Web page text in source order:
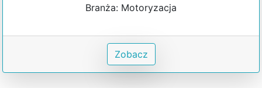
Branża: Motoryzacja
Zobacz